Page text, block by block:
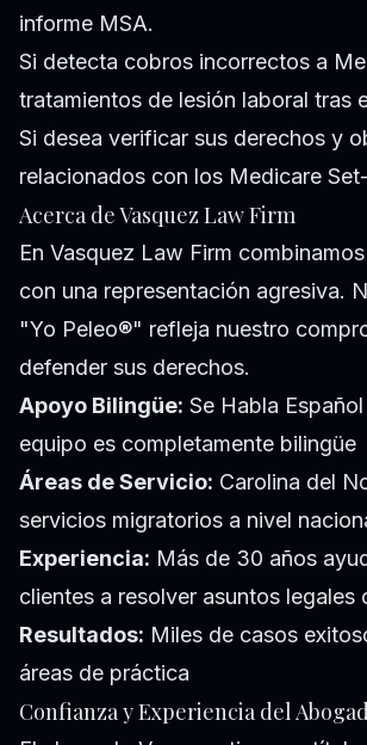
informe MSA.
Si detecta cobros incorrectos a
tratamientos de lesión laboral tras
Si desea verificar sus derechos y
relacionados con los Medicare
Acerca de Vasquez Law Firm
En Vasquez Law Firm
con una representación agresiva.
"Yo Peleo®" refleja nuestro
defender sus derechos.
Apoyo Bilingüe: Se Habla
equipo es completamente bilingüe
Áreas de Servicio: Carolina del
servicios migratorios a nivel
Experiencia: Más de 30 años
clientes a resolver asuntos legales
Resultados: Miles de casos
áreas de práctica
Confianza y Experiencia del